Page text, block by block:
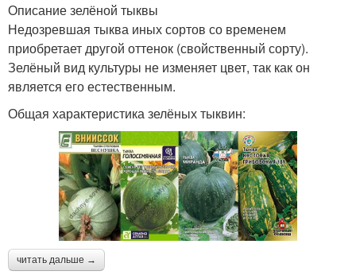
Описание зелёной тыквы
Недозревшая тыква иных сортов со временем
приобретает другой оттенок (свойственный сорту).
Зелёный вид культуры не изменяет цвет, так как он
является его естественным.
Общая характеристика зелёных тыквин:
читать дальше →